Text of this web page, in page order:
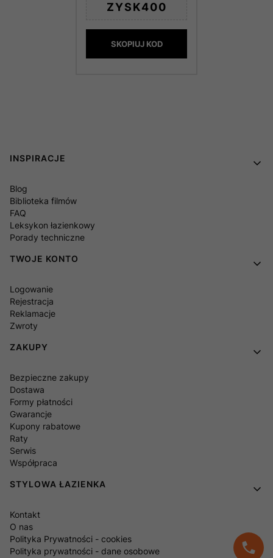
ZYSK400
SKOPIUJ KOD
Linki w stopce
INSPIRACJE
Blog
Biblioteka filmów
FAQ
Leksykon łazienkowy
Porady techniczne
TWOJE KONTO
Logowanie
Rejestracja
Reklamacje
Zwroty
ZAKUPY
Bezpieczne zakupy
Dostawa
Formy płatności
Gwarancje
Kupony rabatowe
Raty
Serwis
Współpraca
STYLOWA ŁAZIENKA
Kontakt
O nas
Polityka Prywatności - cookies
Polityka prywatności - dane osobowe